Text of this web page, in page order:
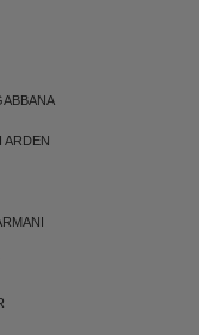
ARDEN